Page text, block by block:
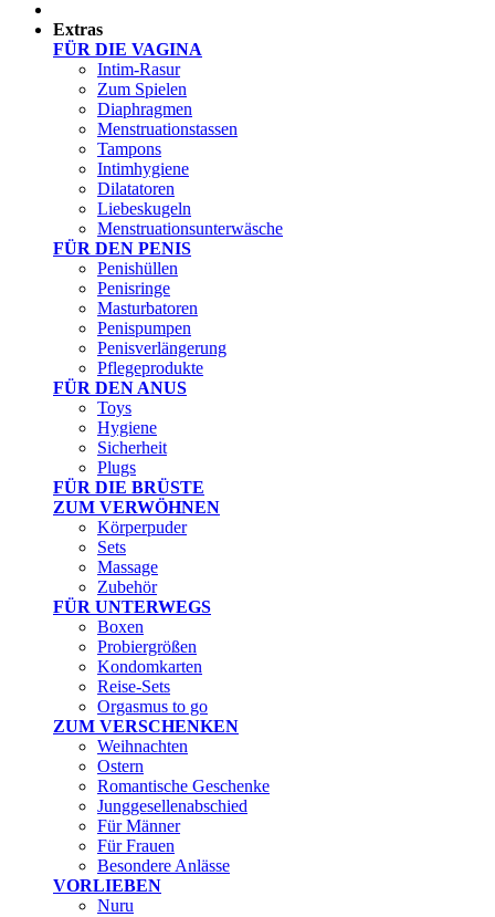
Extras
FÜR DIE VAGINA
Intim-Rasur
Zum Spielen
Diaphragmen
Menstruationstassen
Tampons
Intimhygiene
Dilatatoren
Liebeskugeln
Menstruationsunterwäsche
FÜR DEN PENIS
Penishüllen
Penisringe
Masturbatoren
Penispumpen
Penisverlängerung
Pflegeprodukte
FÜR DEN ANUS
Toys
Hygiene
Sicherheit
Plugs
FÜR DIE BRÜSTE
ZUM VERWÖHNEN
Körperpuder
Sets
Massage
Zubehör
FÜR UNTERWEGS
Boxen
Probiergrößen
Kondomkarten
Reise-Sets
Orgasmus to go
ZUM VERSCHENKEN
Weihnachten
Ostern
Romantische Geschenke
Junggesellenabschied
Für Männer
Für Frauen
Besondere Anlässe
VORLIEBEN
Nuru